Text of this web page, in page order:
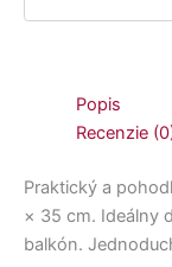
Popis
Recenzie
Praktický a
× 35 cm. Ideálny
balkón.